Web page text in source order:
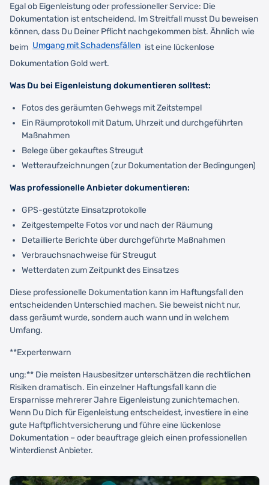
Egal ob Eigenleistung oder professioneller Service: Die
Dokumentation ist entscheidend. Im Streitfall musst Du beweisen
können, dass Du Deiner Pflicht nachgekommen bist. Ähnlich wie
beim Umgang mit Schadensfällen ist eine lückenlose
Dokumentation Gold wert.
Was Du bei Eigenleistung dokumentieren solltest:
Fotos des geräumten Gehwegs mit Zeitstempel
Ein Räumprotokoll mit Datum, Uhrzeit und durchgeführten
Maßnahmen
Belege über gekauftes Streugut
Wetteraufzeichnungen (zur Dokumentation der Bedingungen)
Was professionelle Anbieter dokumentieren:
GPS-gestützte Einsatzprotokolle
Zeitgestempelte Fotos vor und nach der Räumung
Detaillierte Berichte über durchgeführte Maßnahmen
Verbrauchsnachweise für Streugut
Wetterdaten zum Zeitpunkt des Einsatzes
Diese professionelle Dokumentation kann im Haftungsfall den
entscheidenden Unterschied machen. Sie beweist nicht nur,
dass geräumt wurde, sondern auch wann und in welchem
Umfang.
**Expertenwarn
ung:** Die meisten Hausbesitzer unterschätzen die rechtlichen
Risiken dramatisch. Ein einzelner Haftungsfall kann die
Ersparnisse mehrerer Jahre Eigenleistung zunichtemachen.
Wenn Du Dich für Eigenleistung entscheidest, investiere in eine
gute Haftpflichtversicherung und führe eine lückenlose
Dokumentation – oder beauftrage gleich einen professionellen
Winterdienst Anbieter.